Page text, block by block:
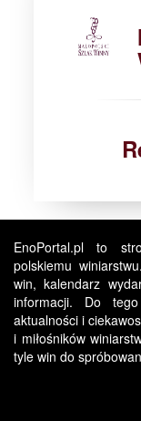
EnoPortal.pl to
polskiemu
win, kalendarz
informacji. Do
aktualności i
i miłośników
tyle win do